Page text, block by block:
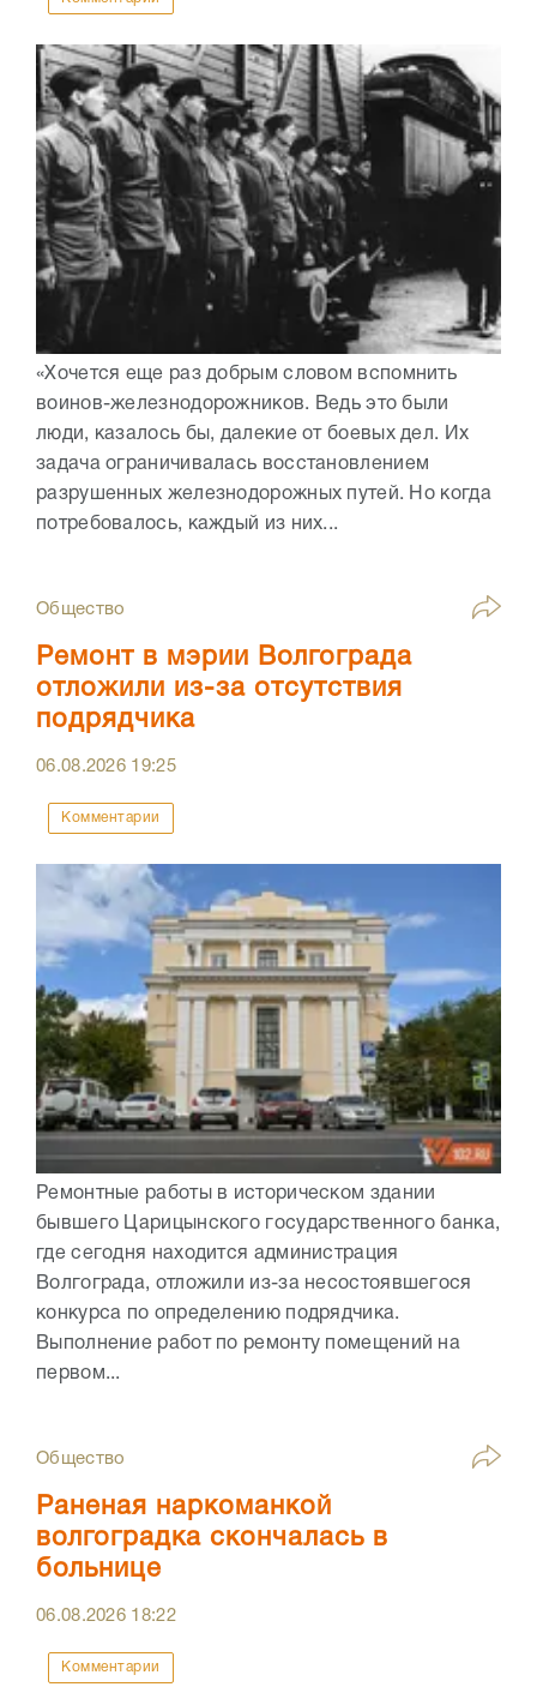
«Хочется еще раз добрым словом вспомнить
воинов-железнодорожников. Ведь это были
люди, казалось бы, далекие от боевых дел. Их
задача ограничивалась восстановлением
разрушенных железнодорожных путей. Но когда
потребовалось, каждый из них...
Общество
Ремонт в мэрии Волгограда
отложили из-за отсутствия
подрядчика
06.08.2026 19:25
Комментарии
Ремонтные работы в историческом здании
бывшего Царицынского государственного банка,
где сегодня находится администрация
Волгограда, отложили из-за несостоявшегося
конкурса по определению подрядчика.
Выполнение работ по ремонту помещений на
первом...
Общество
Раненая наркоманкой
волгоградка скончалась в
больнице
06.08.2026 18:22
Комментарии